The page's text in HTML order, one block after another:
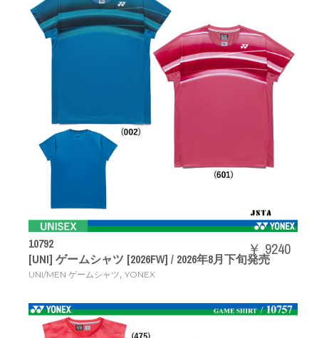
10792
[UNI] ゲームシャツ [2026FW] / 2026年8月下旬発売
UNI/MEN ゲームシャツ, YONEX
￥ 9240